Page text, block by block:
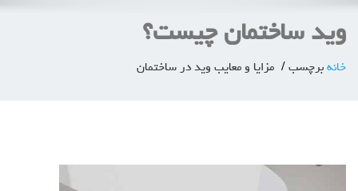
وید ساختمان چیست؟
خانه برچسب مزایا و معایب وید در ساختمان